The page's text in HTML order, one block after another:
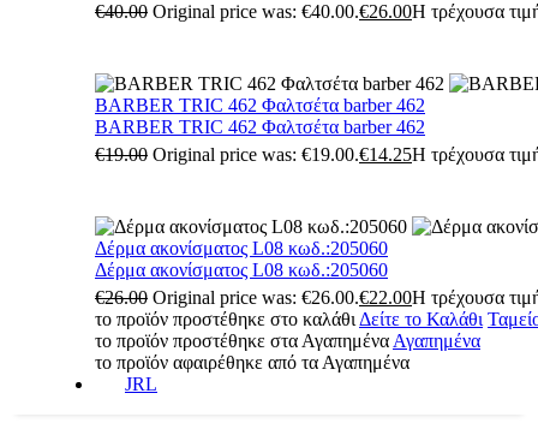
€40.00 Original price was: €40.00.€26.00Η τρέχουσα
BARBER TRIC 462 Φαλτσέτα barber 462
BARBER TRIC 462 Φαλτσέτα barber 462
€19.00 Original price was: €19.00.€14.25Η τρέχουσα
Δέρμα ακονίσματος L08 κωδ.:205060
Δέρμα ακονίσματος L08 κωδ.:205060
€26.00 Original price was: €26.00.€22.00Η τρέχουσα
το προϊόν προστέθηκε στο καλάθι Δείτε το Καλάθι
το προϊόν προστέθηκε στα Αγαπημένα Αγαπημένα
το προϊόν αφαιρέθηκε από τα Αγαπημένα
JRL